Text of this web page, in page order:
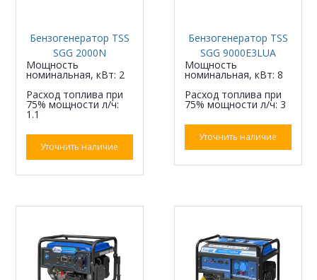
Бензогенератор TSS
SGG 2000N
Мощность
номинальная, кВт: 2
Расход топлива при
75% мощности л/ч:
1.1
Уточнить наличие
Бензогенератор TSS
SGG 9000E3LUA
Мощность
номинальная, кВт: 8
Расход топлива при
75% мощности л/ч: 3
Уточнить наличие